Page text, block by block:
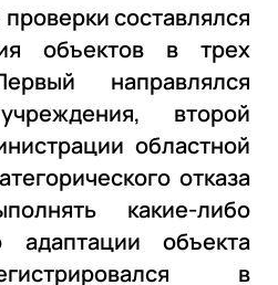
составлялся
объектов в трех
направлялся
второй
областной
отказа
какие-либо
адаптации объекта
в